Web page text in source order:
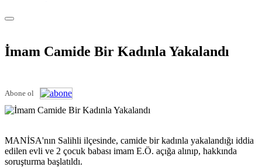
İmam Camide Bir Kadınla Yakalandı
Abone ol
MANİSA'nın Salihli ilçesinde, camide bir kadınla yakalandığı iddia
edilen evli ve 2 çocuk babası imam E.Ö. açığa alınıp, hakkında
soruşturma başlatıldı.